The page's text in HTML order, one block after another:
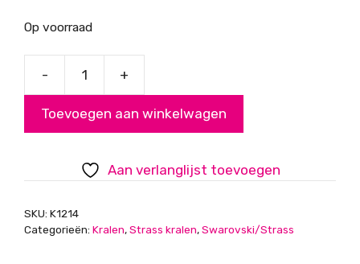
Op voorraad
-
groen
+
Toevoegen aan winkelwagen
Aan verlanglijst toevoegen
SKU: K1214
Categorieën: Kralen,Strass kralen,Swarovski/Strass